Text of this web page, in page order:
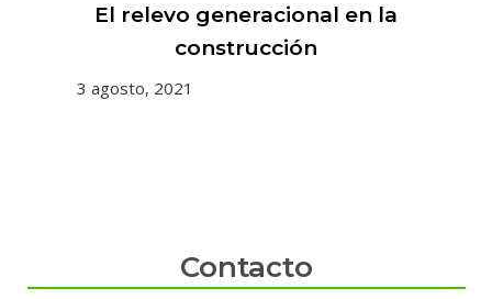
El relevo generacional en la
construcción
3 agosto, 2021
Contacto